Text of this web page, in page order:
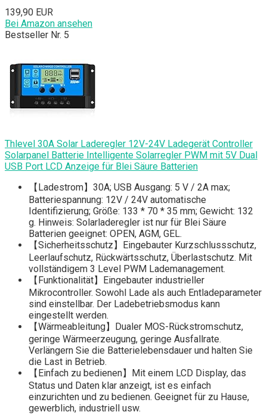
139,90 EUR
Bei Amazon ansehen
Bestseller Nr. 5
Thlevel 30A Solar Laderegler 12V-24V Ladegerät Controller
Solarpanel Batterie Intelligente Solarregler PWM mit 5V Dual
USB Port LCD Anzeige für Blei Säure Batterien
【Ladestrom】30A; USB Ausgang: 5 V / 2A max;
Batteriespannung: 12V / 24V automatische
Identifizierung; Größe: 133 * 70 * 35 mm; Gewicht: 132
g. Hinweis: Solarladeregler ist nur für Blei Säure
Batterien geeignet: OPEN, AGM, GEL.
【Sicherheitsschutz】Eingebauter Kurzschlussschutz,
Leerlaufschutz, Rückwärtsschutz, Überlastschutz. Mit
vollständigem 3 Level PWM Lademanagement.
【Funktionalität】Eingebauter industrieller
Mikrocontroller. Sowohl Lade als auch Entladeparameter
sind einstellbar. Der Ladebetriebsmodus kann
eingestellt werden.
【Wärmeableitung】Dualer MOS-Rückstromschutz,
geringe Wärmeerzeugung, geringe Ausfallrate.
Verlängern Sie die Batterielebensdauer und halten Sie
die Last in Betrieb.
【Einfach zu bedienen】Mit einem LCD Display, das
Status und Daten klar anzeigt, ist es einfach
einzurichten und zu bedienen. Geeignet für zu Hause,
gewerblich, industriell usw.